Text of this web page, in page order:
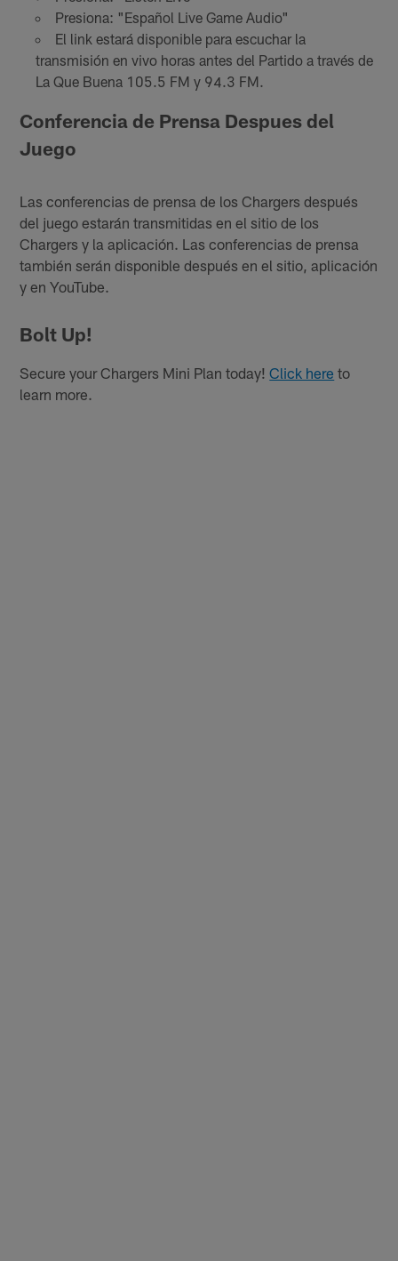
Presiona: "Español Live Game Audio"
El link estará disponible para escuchar la
transmisión en vivo horas antes del Partido a través de
La Que Buena 105.5 FM y 94.3 FM.
Conferencia de Prensa Despues del
Juego
Las conferencias de prensa de los Chargers después
del juego estarán transmitidas en el sitio de los
Chargers y la aplicación. Las conferencias de prensa
también serán disponible después en el sitio, aplicación
y en YouTube.
Bolt Up!
Secure your Chargers Mini Plan today!Click here to
learn more.